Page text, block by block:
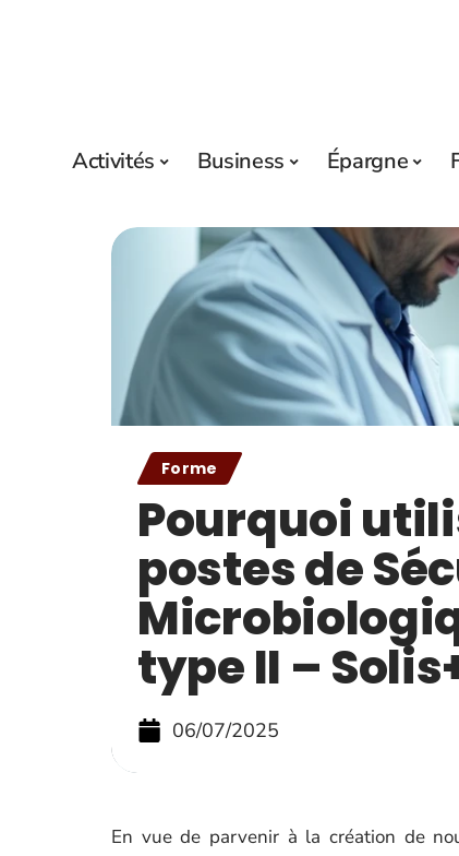
Activités Business Épargne
Forme
Pourquoi
postes de
type II –
06/07/2025
En vue de parvenir à la création de